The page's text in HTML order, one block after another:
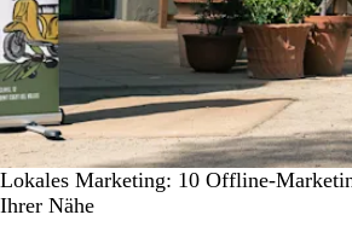
Lokales Marketing: 10 Offline-
Ihrer Nähe